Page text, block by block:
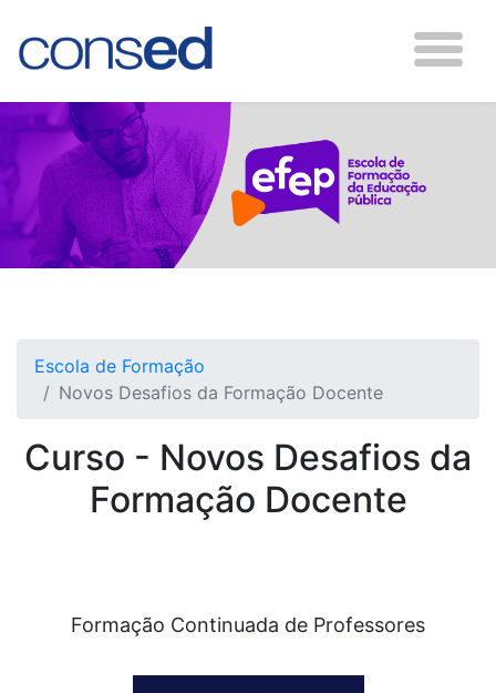
Escola de Formação
Novos Desafios da Formação Docente
Curso - Novos Desafios da
Formação Docente
Formação Continuada de Professores